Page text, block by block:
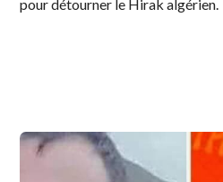
pour détourner le Hirak algérien.